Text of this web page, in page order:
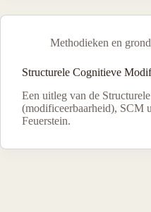
Methodieken en
Structurele Cognitieve
Een uitleg van de
(modificeerbaarheid), SCM
Feuerstein.